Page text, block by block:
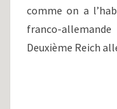
comme on a
franco-
Deuxième Reich